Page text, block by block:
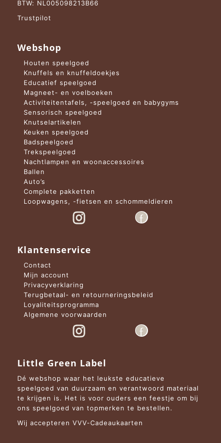
BTW: NL005098213B66
Trustpilot
Webshop
Houten speelgoed
Knuffels en knuffeldoekjes
Educatief speelgoed
Magneet- en voelboeken
Activiteitentafels, -speelgoed en babygyms
Sensorisch speelgoed
Knutselartikelen
Keuken speelgoed
Badspeelgoed
Trekspeelgoed
Nachtlampen en woonaccessoires
Ballen
Auto’s
Complete pakketten
Loopwagens, -fietsen en schommeldieren
Klantenservice
Contact
Mijn account
Privacyverklaring
Terugbetaal- en retourneringsbeleid
Loyaliteitsprogramma
Algemene voorwaarden
Little Green Label
Dé webshop waar het leukste educatieve
speelgoed van duurzaam en verantwoord materiaal
te krijgen is. Het is voor ouders een feestje om bij
ons speelgoed van topmerken te bestellen.
Wij accepteren VVV-Cadeaukaarten